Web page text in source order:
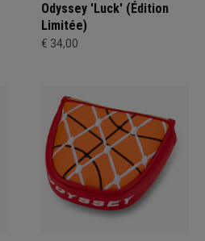
Odyssey 'Luck' (Édition
Limitée)
€ 34,00